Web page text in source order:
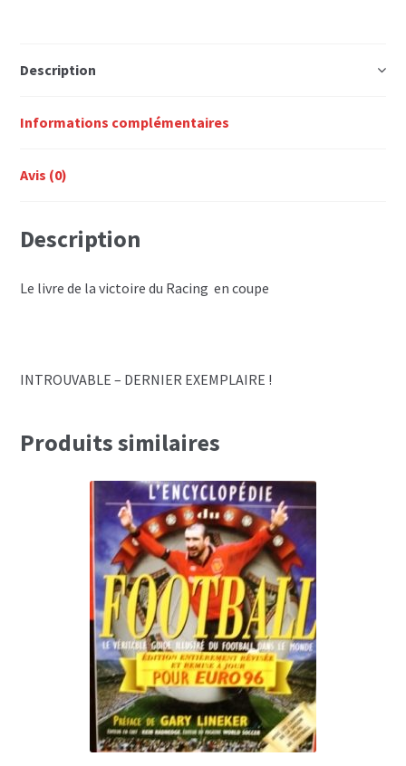
Description
Informations complémentaires
Avis (0)
Description
Le livre de la victoire du Racing en coupe
INTROUVABLE – DERNIER EXEMPLAIRE !
Produits similaires